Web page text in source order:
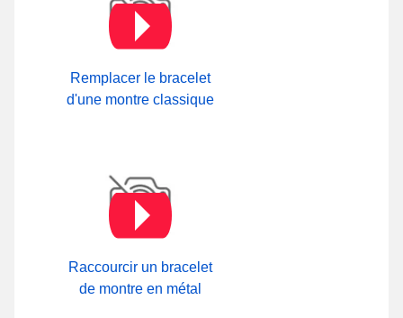
Remplacer le bracelet
d'une montre classique
Raccourcir un bracelet
de montre en métal